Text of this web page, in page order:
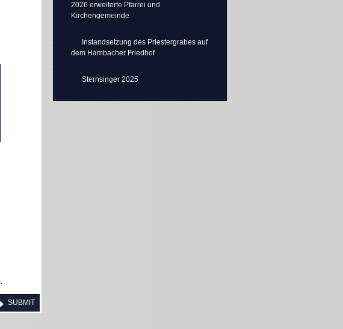
2026 erweiterte Pfarrei und
Kirchengemeinde
Instandsetzung des Priestergrabes auf
dem Hambacher Friedhof
Sternsinger 2025